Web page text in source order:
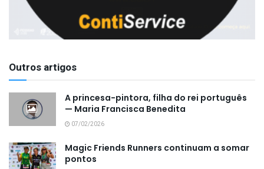
Outros artigos
A princesa-pintora, filha do rei português
— Maria Francisca Benedita
07/02/2026
Magic Friends Runners continuam a somar
pontos